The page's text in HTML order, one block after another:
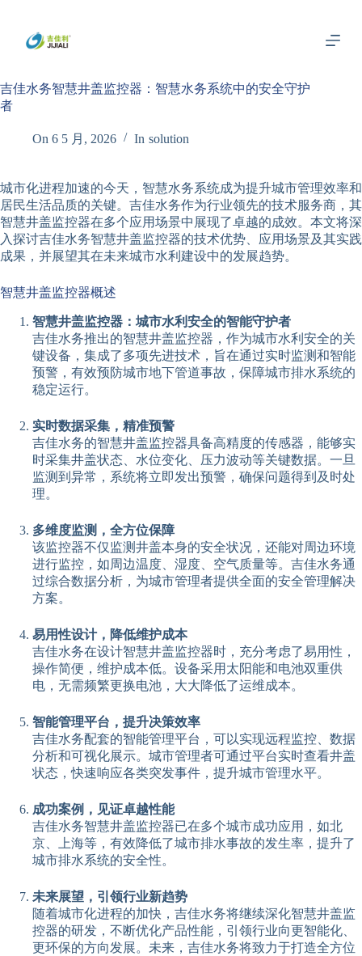
内
吉佳水务智慧井盖监控器：智慧水务系统中的安全守护
者
On 6 5 月, 2026 In solution
城市化进程加速的今天，智慧水务系统成为提升城市管理效率和
居民生活品质的关键。吉佳水务作为行业领先的技术服务商，其
智慧井盖监控器在多个应用场景中展现了卓越的成效。本文将深
入探讨吉佳水务智慧井盖监控器的技术优势、应用场景及其实践
成果，并展望其在未来城市水利建设中的发展趋势。
智慧井盖监控器概述
智慧井盖监控器：城市水利安全的智能守护者
吉佳水务推出的智慧井盖监控器，作为城市水利安全的关
键设备，集成了多项先进技术，旨在通过实时监测和智能
预警，有效预防城市地下管道事故，保障城市排水系统的
稳定运行。
实时数据采集，精准预警
吉佳水务的智慧井盖监控器具备高精度的传感器，能够实
时采集井盖状态、水位变化、压力波动等关键数据。一旦
监测到异常，系统将立即发出预警，确保问题得到及时处
理。
多维度监测，全方位保障
该监控器不仅监测井盖本身的安全状况，还能对周边环境
进行监控，如周边温度、湿度、空气质量等。吉佳水务通
过综合数据分析，为城市管理者提供全面的安全管理解决
方案。
易用性设计，降低维护成本
吉佳水务在设计智慧井盖监控器时，充分考虑了易用性，
操作简便，维护成本低。设备采用太阳能和电池双重供
电，无需频繁更换电池，大大降低了运维成本。
智能管理平台，提升决策效率
吉佳水务配套的智能管理平台，可以实现远程监控、数据
分析和可视化展示。城市管理者可通过平台实时查看井盖
状态，快速响应各类突发事件，提升城市管理水平。
成功案例，见证卓越性能
吉佳水务智慧井盖监控器已在多个城市成功应用，如北
京、上海等，有效降低了城市排水事故的发生率，提升了
城市排水系统的安全性。
未来展望，引领行业新趋势
随着城市化进程的加快，吉佳水务将继续深化智慧井盖监
控器的研发，不断优化产品性能，引领行业向更智能化、
更环保的方向发展。未来，吉佳水务将致力于打造全方位